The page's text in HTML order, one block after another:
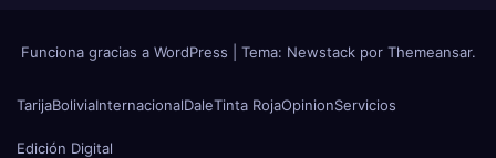
Funciona gracias a WordPress Tema: Newstackpor Themeansar.
TarijaBoliviaInternacionalDaleTinta RojaOpinionServicios
Edición Digital